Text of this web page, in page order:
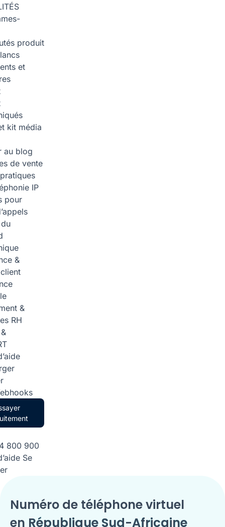
produit
et
kit média
au blog
de vente
IP
pour
&
&
RH
800 900
Se
Numéro de téléphone virtuel
en République Sud-Africaine